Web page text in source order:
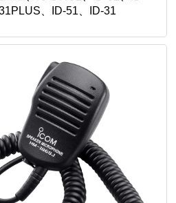
、ID-51、ID-31